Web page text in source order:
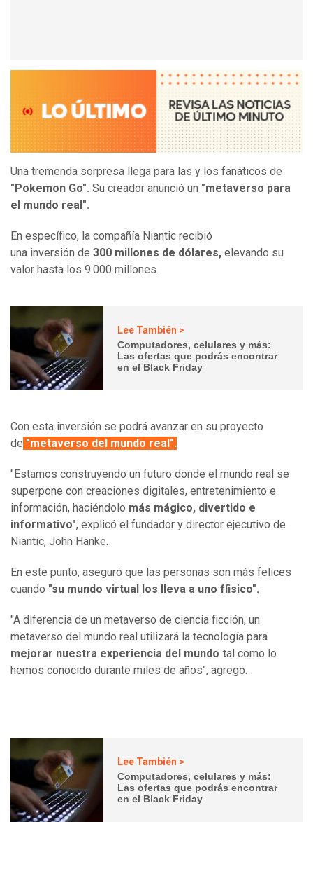
Una tremenda sorpresa llega para las y los fanáticos de
"Pokemon Go". Su creador anunció un "metaverso para
el mundo real".
En específico, la compañía Niantic recibió
una inversión de 300 millones de dólares, elevando su
valor hasta los 9.000 millones.
Lee También >
Computadores, celulares y más:
Las ofertas que podrás encontrar
en el Black Friday
Con esta inversión se podrá avanzar en su proyecto
de "metaverso del mundo real".
"Estamos construyendo un futuro donde el mundo real se
superpone con creaciones digitales, entretenimiento e
información, haciéndolo más mágico, divertido e
informativo", explicó el fundador y director ejecutivo de
Niantic, John Hanke.
En este punto, aseguró que las personas son más felices
cuando "su mundo virtual los lleva a uno fíisico".
"A diferencia de un metaverso de ciencia ficción, un
metaverso del mundo real utilizará la tecnología para
mejorar nuestra experiencia del mundo tal como lo
hemos conocido durante miles de años", agregó.
Lee También >
Computadores, celulares y más:
Las ofertas que podrás encontrar
en el Black Friday